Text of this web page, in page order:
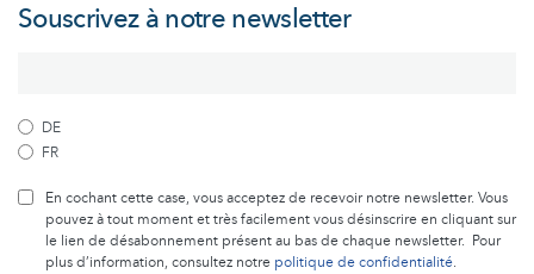
Souscrivez à notre newsletter
DE
FR
En cochant cette case, vous acceptez de recevoir notre newsletter. Vous
pouvez à tout moment et très facilement vous désinscrire en cliquant sur
le lien de désabonnement présent au bas de chaque newsletter. Pour
plus d’information, consultez notre politique de confidentialité.